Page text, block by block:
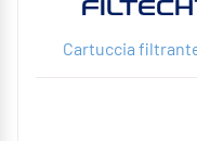
Cartuccia